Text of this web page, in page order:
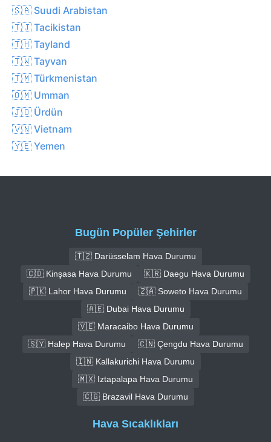
🇸🇦 Suudi Arabistan
🇹🇯 Tacikistan
🇹🇭 Tayland
🇹🇼 Tayvan
🇹🇲 Türkmenistan
🇴🇲 Umman
🇯🇴 Ürdün
🇻🇳 Vietnam
🇾🇪 Yemen
Bugün Popüler Şehirler
🇹🇿 Darüsselam Hava Durumu
🇨🇩 Kinşasa Hava Durumu
🇰🇷 Daegu Hava Durumu
🇵🇰 Lahor Hava Durumu
🇿🇦 Soweto Hava Durumu
🇦🇪 Dubai Hava Durumu
🇻🇪 Maracaibo Hava Durumu
🇸🇾 Halep Hava Durumu
🇨🇳 Çengdu Hava Durumu
🇮🇳 Kallakurichi Hava Durumu
🇲🇽 Iztapalapa Hava Durumu
🇨🇬 Brazavil Hava Durumu
Hava Sıcaklıkları